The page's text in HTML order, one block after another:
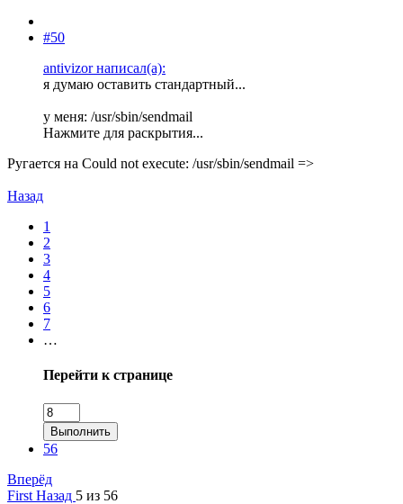
#50
antivizor написал(а):
я думаю оставить стандартный...
у меня: /usr/sbin/sendmail
Нажмите для раскрытия...
Ругается на Could not execute: /usr/sbin/sendmail =>
Назад
1
2
3
4
5
6
7
…
Перейти к странице
Выполнить
56
Вперёд
First Назад 5 из 56